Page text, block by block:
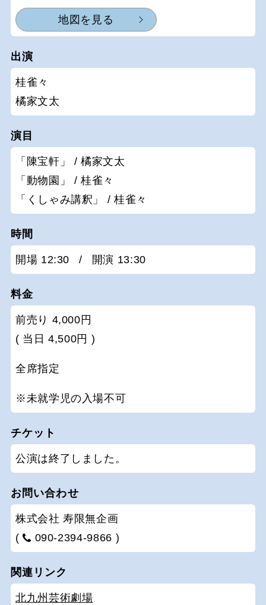
地図を見る
出演
桂雀々
橘家文太
演目
「陳宝軒」 / 橘家文太
「動物園」 / 桂雀々
「くしゃみ講釈」 / 桂雀々
時間
開場 12:30 / 開演 13:30
料金
前売り 4,000円
( 当日 4,500円 )
全席指定
※未就学児の入場不可
チケット
公演は終了しました。
お問い合わせ
株式会社 寿限無企画
(
090-2394-9866 )
関連リンク
北九州芸術劇場